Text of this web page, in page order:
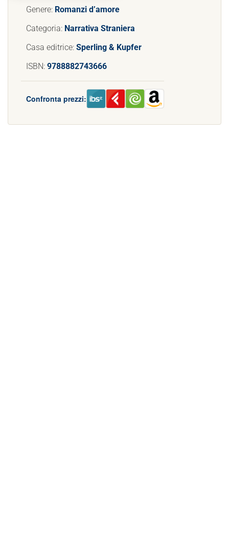
Genere: Romanzi d’amore
Categoria: Narrativa Straniera
Casa editrice: Sperling & Kupfer
ISBN: 9788882743666
Confronta prezzi: